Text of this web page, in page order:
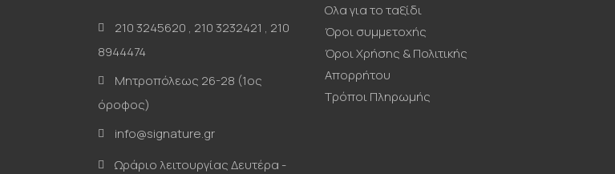
210 3245620 , 210 3232421 , 210
8944474
Μητροπόλεως 26-28 (1ος
όροφος)
info@signature.gr
Ωράριο λειτουργίας Δευτέρα -
Ολα για το ταξίδι
Όροι συμμετοχής
Όροι Χρήσης & Πολιτικής
Απορρήτου
Τρόποι Πληρωμής